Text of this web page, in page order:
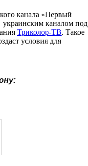
канала «Первый
украинским каналом под
Триколор-ТВ. Такое
условия для